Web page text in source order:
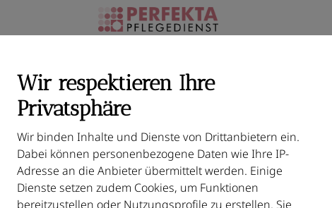
Datenschutz
Wir respektieren Ihre
Privatsphäre
Wir binden Inhalte und Dienste von Drittanbietern ein.
Dabei können personenbezogene Daten wie Ihre IP-
Adresse an die Anbieter übermittelt werden. Einige
Dienste setzen zudem Cookies, um Funktionen
bereitzustellen oder Nutzungsprofile zu erstellen. Sie